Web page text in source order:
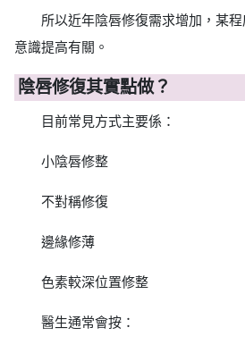
所以近年陰唇修復需求增加，某
意識提高有關。
陰唇修復其實點做？
目前常見方式主要係：
小陰唇修整
不對稱修復
邊緣修薄
色素較深位置修整
醫生通常會按：